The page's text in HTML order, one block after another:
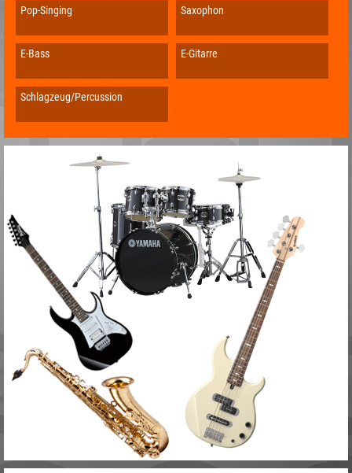
Pop-Singing Saxophon
E-Bass E-Gitarre
Schlagzeug/Percussion